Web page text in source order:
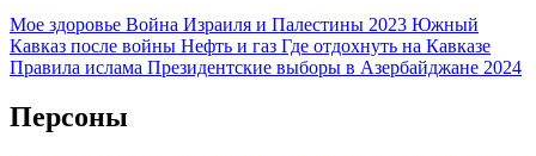
Мое здоровье Война Израиля и Палестины 2023 Южный
Кавказ после войны Нефть и газ Где отдохнуть на Кавказе
Правила ислама Президентские выборы в Азербайджане 2024
Персоны